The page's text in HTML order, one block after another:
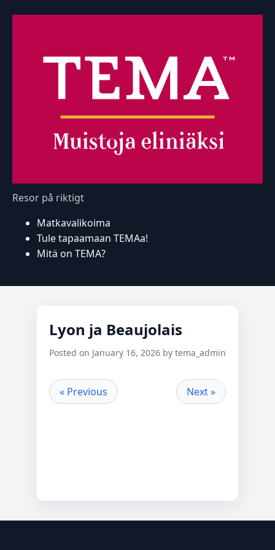
Resor på riktigt
Matkavalikoima
Tule tapaamaan TEMAa!
Mitä on TEMA?
Lyon ja Beaujolais
Posted on January 16, 2026 by tema_admin
« Previous Next »